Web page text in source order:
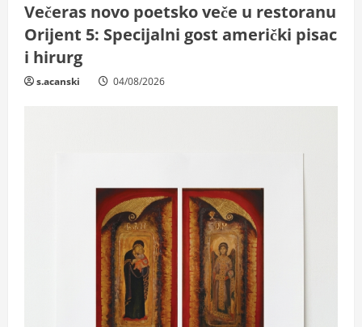
Večeras novo poetsko veče u restoranu
Orijent 5: Specijalni gost američki pisac
i hirurg
s.acanski 04/08/2026